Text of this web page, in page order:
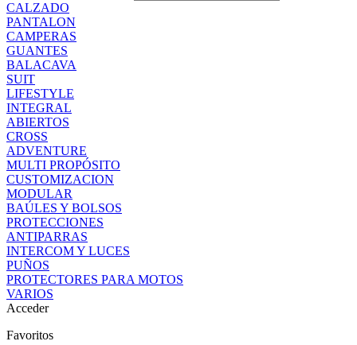
CALZADO
PANTALON
CAMPERAS
GUANTES
BALACAVA
SUIT
LIFESTYLE
INTEGRAL
ABIERTOS
CROSS
ADVENTURE
MULTI PROPÓSITO
CUSTOMIZACION
MODULAR
BAÚLES Y BOLSOS
PROTECCIONES
ANTIPARRAS
INTERCOM Y LUCES
PUÑOS
PROTECTORES PARA MOTOS
VARIOS
Acceder
Favoritos